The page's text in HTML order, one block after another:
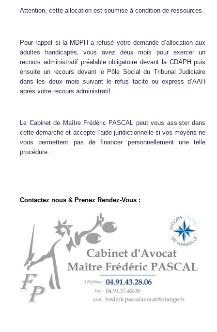
Attention, cette allocation est soumise à condition de ressources.
Pour rappel si la MDPH a refusé votre demande d’allocation aux
adultes handicapés, vous avez deux mois pour exercer un
recours administratif préalable obligatoire devant la CDAPH puis
ensuite un recours devant le Pôle Social du Tribunal Judiciaire
dans les deux mois suivant le refus tacite ou express d’AAH
après votre recours administratif.
Le Cabinet de Maître Frédéric PASCAL peut vous assister dans
cette démarche et accepte l’aide juridictionnelle si vos moyens ne
vous permettent pas de financer personnellement une telle
procédure.
Contactez nous & Prenez Rendez-Vous :